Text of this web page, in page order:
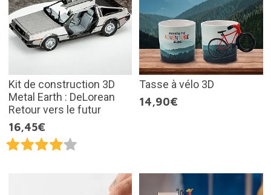
Kit de construction 3D
Metal Earth : DeLorean
Retour vers le futur
16,45€
Tasse à vélo 3D
14,90€